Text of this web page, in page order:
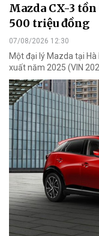
Mazda CX-3
500 triệu đồng
07/08/2026 12:30
Một đại lý Mazda tại
xuất năm 2025 (VIN